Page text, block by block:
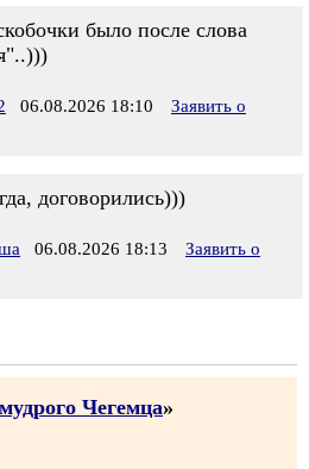
было после слова
06.08.2026 18:10
Заявить о
договорились)))
06.08.2026 18:13
Заявить о
Чегемца»